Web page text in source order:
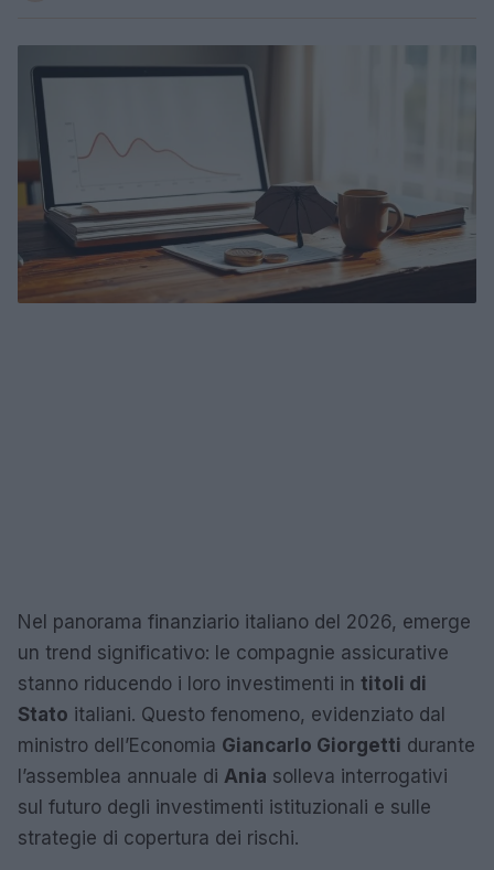
Nel panorama finanziario italiano del 2026, emerge
un trend significativo: le compagnie assicurative
stanno riducendo i loro investimenti in titoli di
Stato italiani. Questo fenomeno, evidenziato dal
ministro dell’Economia Giancarlo Giorgetti durante
l’assemblea annuale di Ania solleva interrogativi
sul futuro degli investimenti istituzionali e sulle
strategie di copertura dei rischi.